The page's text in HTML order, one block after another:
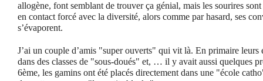
allogène, font semblant de trouver ça génial, mais les sourires
en contact forcé avec la diversité, alors comme par hasard, ses
s’évaporent.
J’ai un couple d’amis "super ouverts" qui vit là. En primaire leurs
dans des classes de "sous-doués" et, … il y avait aussi quelques
6ème, les gamins ont été placés directement dans une "école